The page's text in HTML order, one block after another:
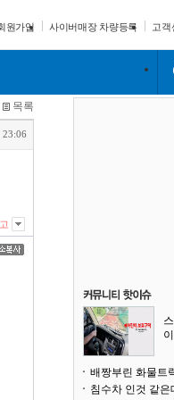
원가입 사이버매장 차량등록 고객
목록
배짱부린 화물트